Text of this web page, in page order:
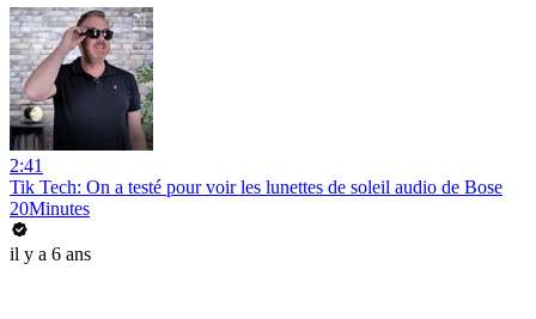
2:41
Tik Tech: On a testé pour voir les lunettes de soleil audio de Bose
20Minutes
il y a 6 ans